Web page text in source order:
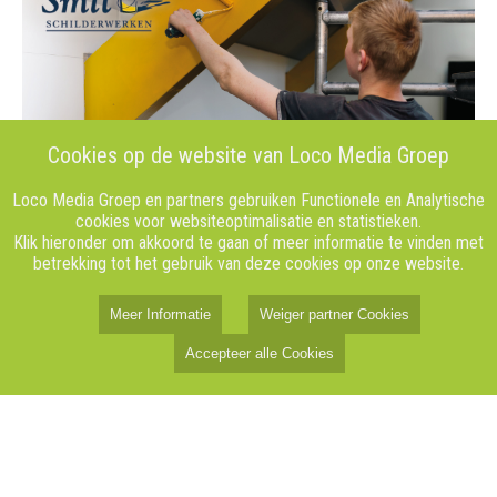
Cookies op de website van Loco Media Groep
Loco Media Groep en partners gebruiken Functionele en Analytische
cookies voor websiteoptimalisatie en statistieken.
Klik hieronder om akkoord te gaan of meer informatie te vinden met
betrekking tot het gebruik van deze cookies op onze website.
Meer Informatie Weiger partner Cookies
Accepteer alle Cookies